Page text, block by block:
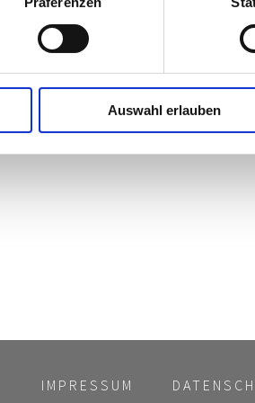
Auswahl erlauben
würdigt Josef Ortner,
findet die feierliche
IMPRESSUM